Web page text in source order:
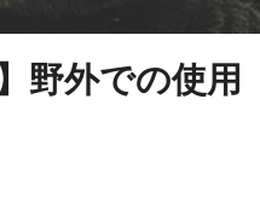
野外での使用